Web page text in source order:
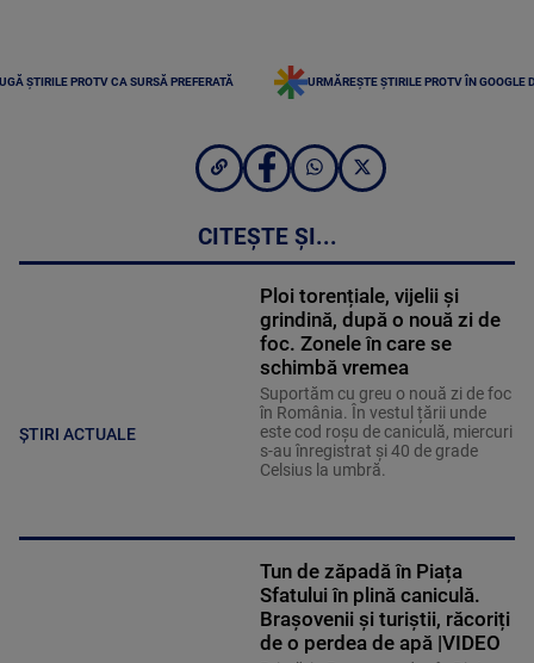
ȘTIRILE PROTV CA SURSĂ PREFERATĂ URMĂREȘTE ȘTIRILE PROTV ÎN GOOGLE
CITEȘTE ȘI...
ȘTIRI ACTUALE
Ploi torențiale, vijelii și
grindină, după o nouă zi de
foc. Zonele în care se
schimbă vremea
Suportăm cu greu o nouă zi de foc
în România. În vestul țării unde
este cod roșu de caniculă, miercuri
s-au înregistrat și 40 de grade
Celsius la umbră.
Tun de zăpadă în Piața
Sfatului în plină caniculă.
Brașovenii și turiștii, răcoriți
de o perdea de apă |VIDEO